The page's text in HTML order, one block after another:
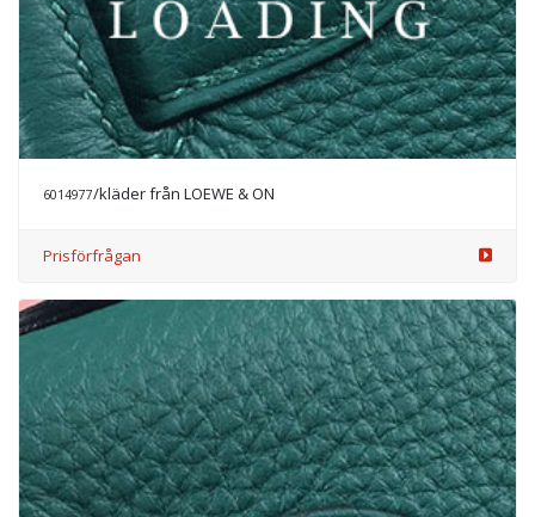
6014977 /kläder från LOEWE & ON
Prisförfrågan